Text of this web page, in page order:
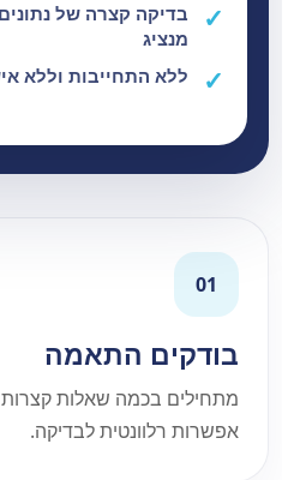
בדיקה קצרה של
מנציג
ללא התחייבות וללא
01
בודקים התאמה
מתחילים בכמה שאלות קצרות
אפשרות רלוונטית לבדיקה.